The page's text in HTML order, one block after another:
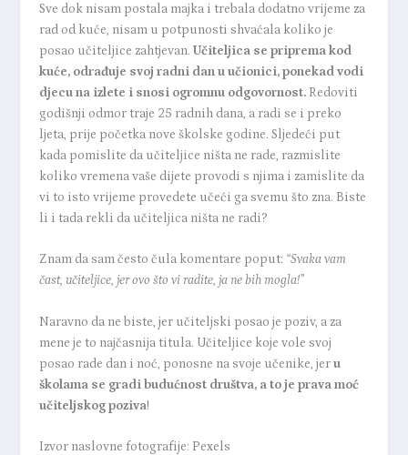
Sve dok nisam postala majka i trebala dodatno vrijeme za
rad od kuće, nisam u potpunosti shvaćala koliko je
posao učiteljice zahtjevan. Učiteljica se priprema kod
kuće, odrađuje svoj radni dan u učionici, ponekad vodi
djecu na izlete i snosi ogromnu odgovornost.Redoviti
godišnji odmor traje 25 radnih dana, a radi se i preko
ljeta, prije početka nove školske godine. Sljedeći put
kada pomislite da učiteljice ništa ne rade, razmislite
koliko vremena vaše dijete provodi s njima i zamislite da
vi to isto vrijeme provedete učeći ga svemu što zna. Biste
li i tada rekli da učiteljica ništa ne radi?
Znam da sam često čula komentare poput: “Svaka vam
čast, učiteljice, jer ovo što vi radite, ja ne bih mogla!”
Naravno da ne biste, jer učiteljski posao je poziv, a za
mene je to najčasnija titula. Učiteljice koje vole svoj
posao rade dan i noć, ponosne na svoje učenike, jeru
školama se gradi budućnost društva, a to je prava moć
učiteljskog poziva!
Izvor naslovne fotografije: Pexels